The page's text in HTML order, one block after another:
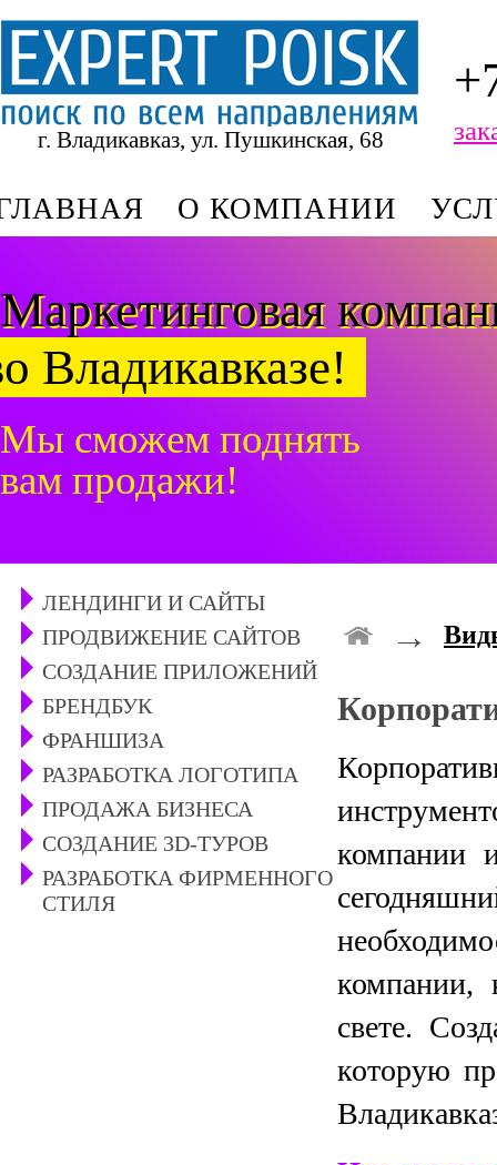
г. Владикавказ, ул. Пушкинская, 68
О КОМПАНИИ
Маркетинговая
Владикавказе!
Мы сможем поднять
вам продажи!
→
компании
компании,
свете.
которую
ЛЕНДИНГИ И САЙТЫ
ПРОДВИЖЕНИЕ САЙТОВ
СОЗДАНИЕ ПРИЛОЖЕНИЙ
БРЕНДБУК
ФРАНШИЗА
РАЗРАБОТКА ЛОГОТИПА
ПРОДАЖА БИЗНЕСА
СОЗДАНИЕ 3D-ТУРОВ
РАЗРАБОТКА ФИРМЕННОГО
СТИЛЯ